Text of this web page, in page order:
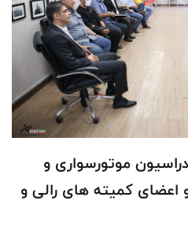
موتورسواری و
اعضای کمیته های رالی و